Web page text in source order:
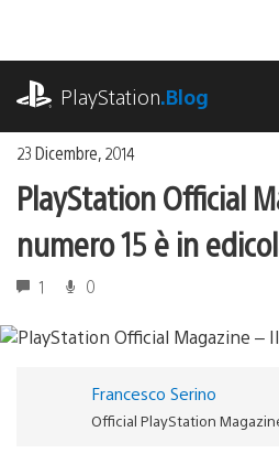
contenuto
PlayStation.Blog
23 Dicembre, 2014
PlayStation Official
numero 15 è in
1 0
Francesco Serino
Official PlayStation